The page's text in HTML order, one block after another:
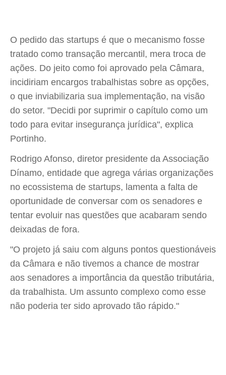
O pedido das startups é que o mecanismo fosse
tratado como transação mercantil, mera troca de
ações. Do jeito como foi aprovado pela Câmara,
incidiriam encargos trabalhistas sobre as opções,
o que inviabilizaria sua implementação, na visão
do setor. "Decidi por suprimir o capítulo como um
todo para evitar insegurança jurídica", explica
Portinho.
Rodrigo Afonso, diretor presidente da Associação
Dínamo, entidade que agrega várias organizações
no ecossistema de startups, lamenta a falta de
oportunidade de conversar com os senadores e
tentar evoluir nas questões que acabaram sendo
deixadas de fora.
"O projeto já saiu com alguns pontos questionáveis
da Câmara e não tivemos a chance de mostrar
aos senadores a importância da questão tributária,
da trabalhista. Um assunto complexo como esse
não poderia ter sido aprovado tão rápido."